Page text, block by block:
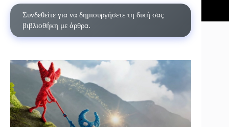
Συνδεθείτε για να δημιουργήσετε τη δική σας
βιβλιοθήκη με άρθρα.